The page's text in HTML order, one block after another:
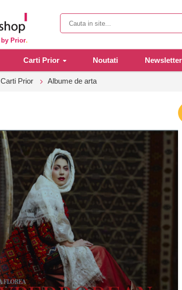
by Prior.
Carti Prior Noutati Newsletter
Carti Prior Albume de arta